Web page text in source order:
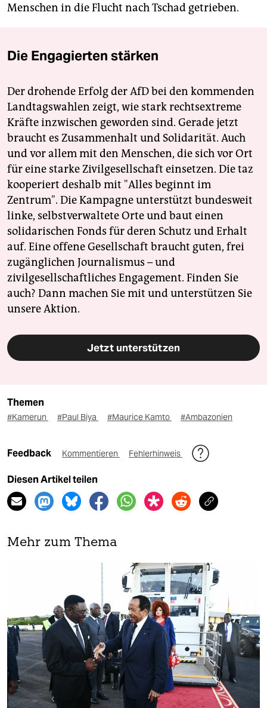
Menschen in die Flucht nach Tschad getrieben.
Die Engagierten stärken
Der drohende Erfolg der AfD bei den kommenden
Landtagswahlen zeigt, wie stark rechtsextreme
Kräfte inzwischen geworden sind. Gerade jetzt
braucht es Zusammenhalt und Solidarität. Auch
und vor allem mit den Menschen, die sich vor Ort
für eine starke Zivilgesellschaft einsetzen. Die taz
kooperiert deshalb mit "Alles beginnt im
Zentrum". Die Kampagne unterstützt bundesweit
linke, selbstverwaltete Orte und baut einen
solidarischen Fonds für deren Schutz und Erhalt
auf. Eine offene Gesellschaft braucht guten, frei
zugänglichen Journalismus – und
zivilgesellschaftliches Engagement. Finden Sie
auch? Dann machen Sie mit und unterstützen Sie
unsere Aktion.
Jetzt unterstützen
Themen
#Kamerun #Paul Biya #Maurice Kamto #Ambazonien
Feedback Kommentieren Fehlerhinweis
Diesen Artikel teilen
Mehr zum Thema